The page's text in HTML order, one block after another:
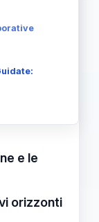
e le
orizzonti